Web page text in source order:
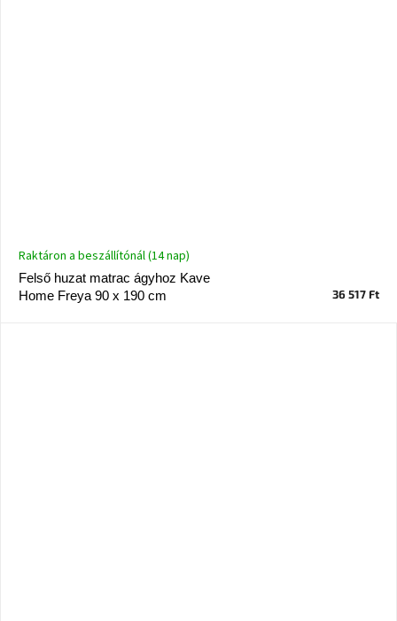
Felső huzat matrac ágyhoz Kave
Home Freya 90 x 190 cm
Raktáron a beszállítónál (14 nap)
36 517 Ft